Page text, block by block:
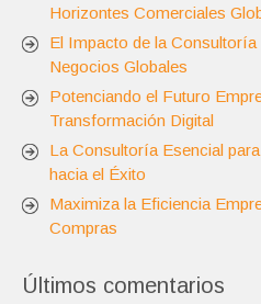
Horizontes Comerciales
El Impacto de la
Negocios Globales
Potenciando el Futuro
Transformación Digital
La Consultoría Esencial
hacia el Éxito
Maximiza la Eficiencia
Compras
Últimos comentarios